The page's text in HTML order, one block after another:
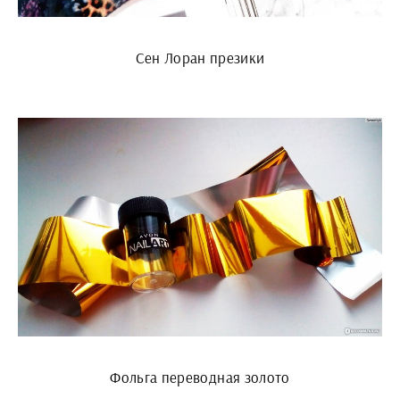
Сен Лоран презики
Фольга переводная золото